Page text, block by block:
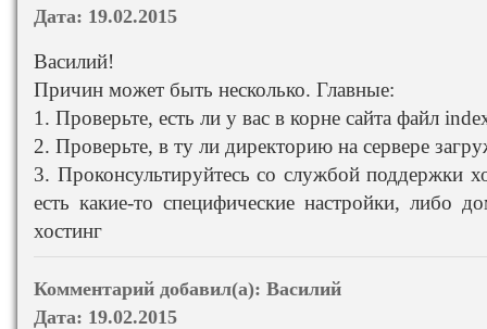
Дата: 19.02.2015
Василий!
Причин может быть несколько. Главные:
1. Проверьте, есть ли у вас в корне сайта файл
2. Проверьте, в ту ли директорию на сервере
3. Проконсультируйтесь со службой поддержки
есть какие-то специфические настройки, либо
хостинг
Комментарий добавил(а): Василий
Дата: 19.02.2015